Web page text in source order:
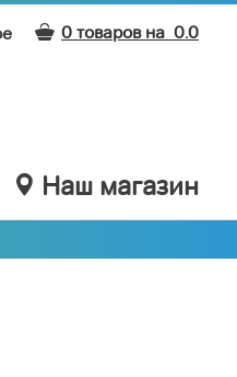
0 товаров на 0.0
Наш магазин